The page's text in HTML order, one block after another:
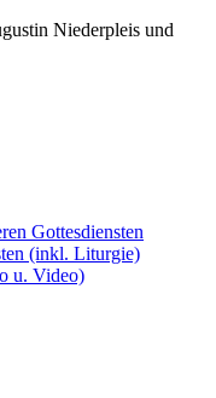
Niederpleis und
Gottesdiensten
(inkl. Liturgie)
u. Video)